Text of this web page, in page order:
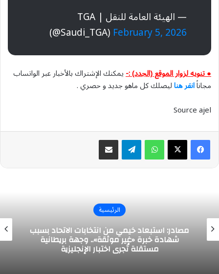
— الهيئة العامة للنقل | TGA
(@Saudi_TGA) February 5, 2026
● تنويه لزوار الموقع (الجدد) :-يمكنك الإشتراك بالأخبار عبر الواتساب
مجاناًانقر هناليصلك كل ماهو جديد و حصري .
Source ajel
واتسابتيلقرام مشاركة عبر البريد
الرئيسية
مصادر: استبعاد خيمي من انتخابات الاتحاد بسبب
شهادة خبرة «غير موثقة».. وجهة بريطانية
مستقلة تُجري اختبار الإنجليزية